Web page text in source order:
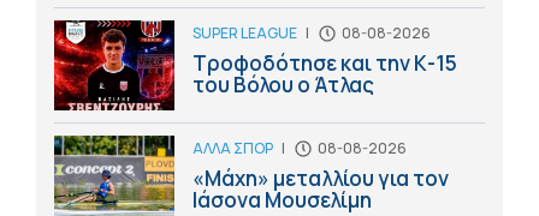
SUPER LEAGUE | 08-08-2026
Τροφοδότησε και την Κ-15
του Βόλου ο Άτλας
ΑΛΛΑ ΣΠΟΡ | 08-08-2026
«Μάχη» μεταλλίου για τον
Ιάσονα Μουσελίμη